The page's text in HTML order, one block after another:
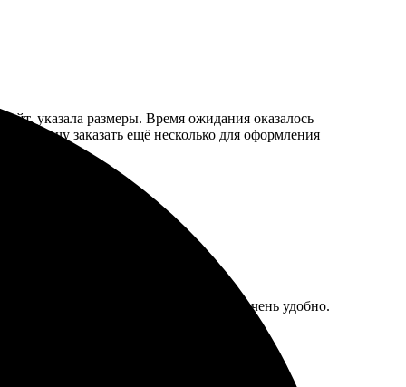
указала размеры. Время ожидания оказалось
хочу заказать ещё несколько для оформления
быстро. Заказала через сайт, всё очень удобно.